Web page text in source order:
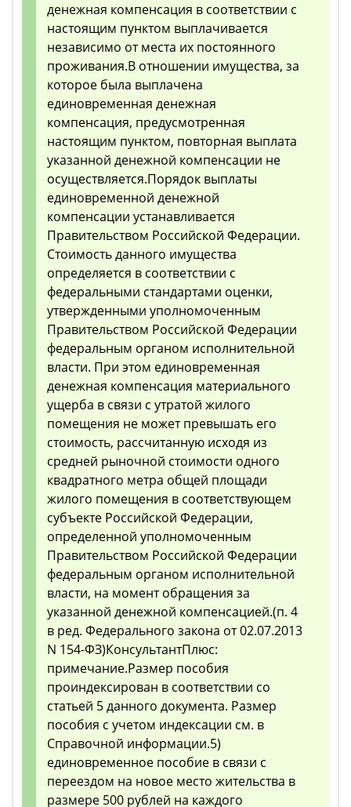
денежная компенсация в соответствии с
настоящим пунктом выплачивается
независимо от места их постоянного
проживания.В отношении имущества, за
которое была выплачена
единовременная денежная
компенсация, предусмотренная
настоящим пунктом, повторная выплата
указанной денежной компенсации не
осуществляется.Порядок выплаты
единовременной денежной
компенсации устанавливается
Правительством Российской Федерации.
Стоимость данного имущества
определяется в соответствии с
федеральными стандартами оценки,
утвержденными уполномоченным
Правительством Российской Федерации
федеральным органом исполнительной
власти. При этом единовременная
денежная компенсация материального
ущерба в связи с утратой жилого
помещения не может превышать его
стоимость, рассчитанную исходя из
средней рыночной стоимости одного
квадратного метра общей площади
жилого помещения в соответствующем
субъекте Российской Федерации,
определенной уполномоченным
Правительством Российской Федерации
федеральным органом исполнительной
власти, на момент обращения за
указанной денежной компенсацией.(п. 4
в ред. Федерального закона от 02.07.2013
N 154-ФЗ)КонсультантПлюс:
примечание.Размер пособия
проиндексирован в соответствии со
статьей 5 данного документа. Размер
пособия с учетом индексации см. в
Справочной информации.5)
единовременное пособие в связи с
переездом на новое место жительства в
размере 500 рублей на каждого